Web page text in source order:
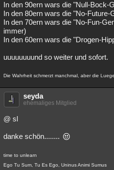
In den 90ern wars die "Null-Bock-
In den 80ern wars die "No-Future-
In den 70ern wars die "No-Fun-
immer)
In den 60ern wars die "Drogen-
uuuuuuuund so weiter und sofort.
Die Wahrheit schmerzt manchmal, aber die
seyda
ehemaliges Mitglied
@ sl
danke schön........
time to unlearn
Ego Tu Sum, Tu Es Ego, Uninus Animi Sumus